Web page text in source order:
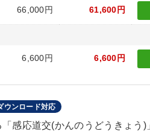
66,000円 61,600円
6,600円 6,600円
ウンロード対応
感応道交(かんのうどうきょう)